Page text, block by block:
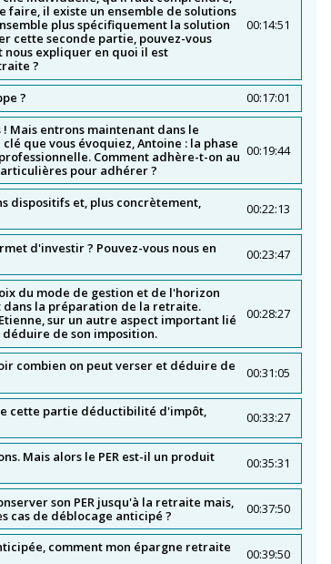
il existe un ensemble de solutions
plus spécifiquement la solution
cette seconde partie, pouvez-vous
nous expliquer en quoi il est
?
00:14:51
?
00:17:01
Mais entrons maintenant dans le
que vous évoquiez, Antoine : la phase
Comment adhère-t-on au
pour adhérer ?
00:19:44
dispositifs et, plus concrètement,
00:22:13
d'investir ? Pouvez-vous nous en
00:23:47
du mode de gestion et de l'horizon
la préparation de la retraite.
sur un autre aspect important lié
de son imposition.
00:28:27
combien on peut verser et déduire de
00:31:05
cette partie déductibilité d'impôt,
00:33:27
Mais alors le PER est-il un produit
00:35:31
son PER jusqu'à la retraite mais,
cas de déblocage anticipé ?
00:37:50
comment mon épargne retraite
00:39:50